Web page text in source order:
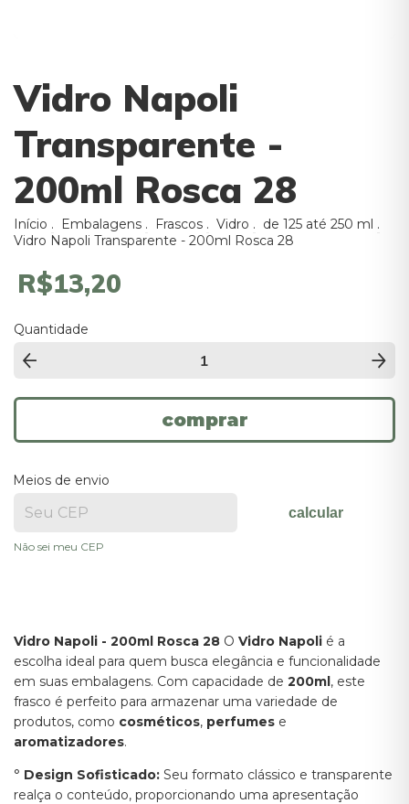
Vidro Napoli
Transparente -
200ml Rosca 28
Início . Embalagens . Frascos . Vidro . de 125 até 250 ml .
Vidro Napoli Transparente - 200ml Rosca 28
R$13,20
Quantidade
Meios de envio
calcular
Não sei meu CEP
Vidro Napoli - 200ml Rosca 28 O Vidro Napoli é a
escolha ideal para quem busca elegância e funcionalidade
em suas embalagens. Com capacidade de 200ml, este
frasco é perfeito para armazenar uma variedade de
produtos, como cosméticos, perfumes e
aromatizadores.
° Design Sofisticado: Seu formato clássico e transparente
realça o conteúdo, proporcionando uma apresentação